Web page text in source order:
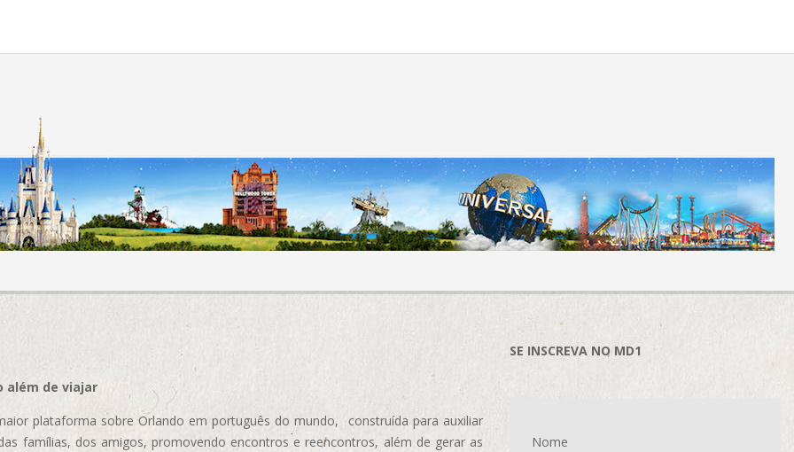
além de viajar
plataforma sobre Orlando em português do mundo, construída para auxiliar
famílias, dos amigos, promovendo encontros e reencontros, além de gerar as
SE INSCREVA NO MD1
Nome